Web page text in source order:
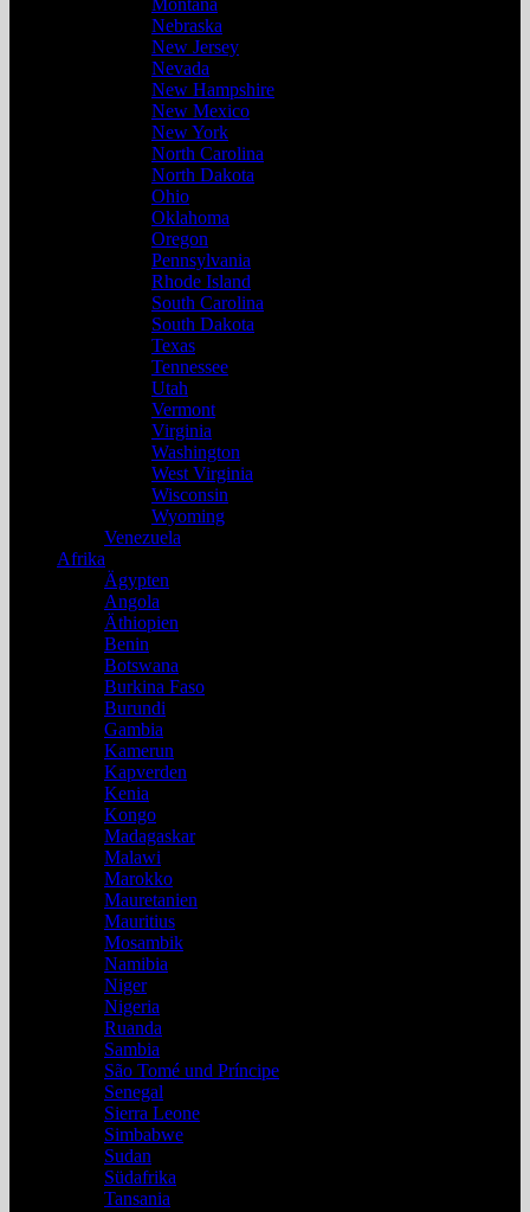
Montana
Nebraska
New Jersey
Nevada
New Hampshire
New Mexico
New York
North Carolina
North Dakota
Ohio
Oklahoma
Oregon
Pennsylvania
Rhode Island
South Carolina
South Dakota
Texas
Tennessee
Utah
Vermont
Virginia
Washington
West Virginia
Wisconsin
Wyoming
Venezuela
Afrika
Ägypten
Angola
Äthiopien
Benin
Botswana
Burkina Faso
Burundi
Gambia
Kamerun
Kapverden
Kenia
Kongo
Madagaskar
Malawi
Marokko
Mauretanien
Mauritius
Mosambik
Namibia
Niger
Nigeria
Ruanda
Sambia
São Tomé und Príncipe
Senegal
Sierra Leone
Simbabwe
Sudan
Südafrika
Tansania